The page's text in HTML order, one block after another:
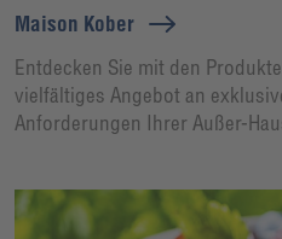
Maison Kober
Entdecken Sie mit den
vielfältiges Angebot an
Anforderungen Ihrer Außer-